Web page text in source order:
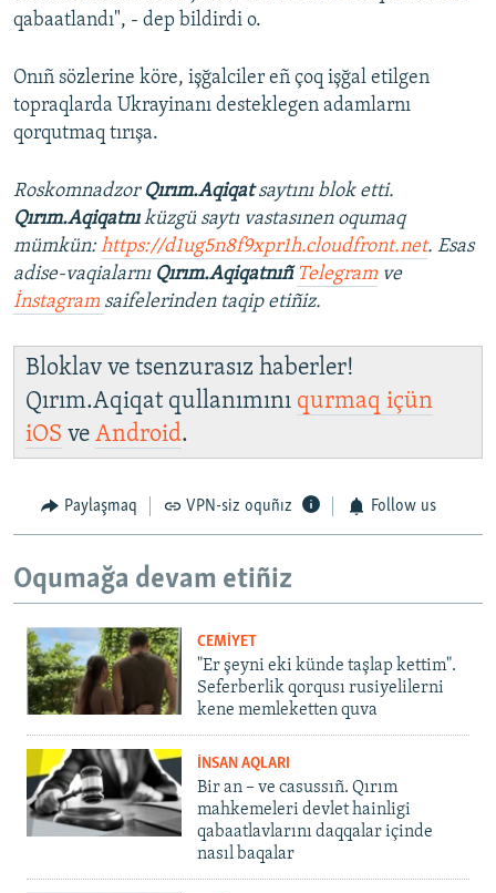
qabaatlandı", - dep bildirdi o.
Onıñ sözlerine köre, işğalciler eñ çoq işğal etilgen
topraqlarda Ukrayinanı desteklegen adamlarnı
qorqutmaq tırışa.
Roskomnadzor Qırım.Aqiqatsaytını blok etti.
Qırım.Aqiqatnıküzgü saytı vastasınen oqumaq
mümkün:https://d1ug5n8f9xpr1h.cloudfront.net. Esas
adise-vaqialarnı Qırım.Aqiqatnıñ Telegram ve
İnstagram saifelerinden taqip etiñiz.
Bloklav ve tsenzurasız haberler!
Qırım.Aqiqat qullanımını qurmaq içün
iOS ve Android.
Paylaşmaq VPN-siz oquñız Follow us
Oqumağa devam etiñiz
CEMİYET
"Er şeyni eki künde taşlap kettim".
Seferberlik qorqusı rusiyelilerni
kene memleketten quva
İNSAN AQLARI
Bir an – ve casussıñ. Qırım
mahkemeleri devlet hainligi
qabaatlavlarını daqqalar içinde
nasıl baqalar